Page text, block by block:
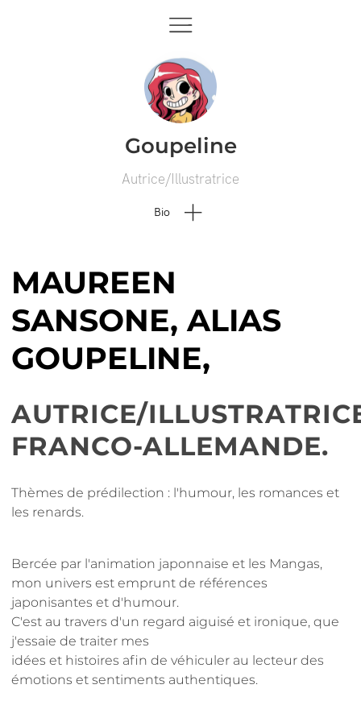
Goupeline
Autrice/Illustratrice
Bio
MAUREEN
SANSONE, ALIAS
GOUPELINE,
AUTRICE/
FRANCO-ALLEMANDE.
Thèmes de prédilection : l'humour, les romances et
les renards.
Bercée par l'animation japonnaise et les Mangas,
mon univers est emprunt de références
japonisantes et d'humour.
C'est au travers d'un regard aiguisé et ironique, que
j'essaie de traiter mes
idées et histoires afin de véhiculer au lecteur des
émotions et sentiments authentiques.